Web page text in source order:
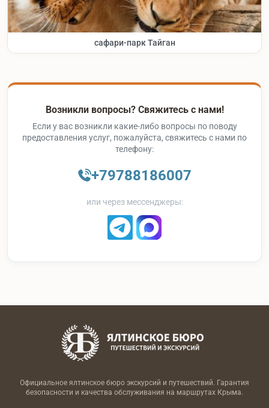
сафари-парк Тайган
Возникли вопросы? Свяжитесь с нами!
Если у вас возникли какие-либо вопросы по поводу
предоставления услуг, пожалуйста, свяжитесь с нами по
телефону:
+79788186007
или через мессенджеры:
Официальное ялтинское бюро экскурсий и путешествий. Гарантия
безопасности и качества обслуживания на маршрутах Крыма.